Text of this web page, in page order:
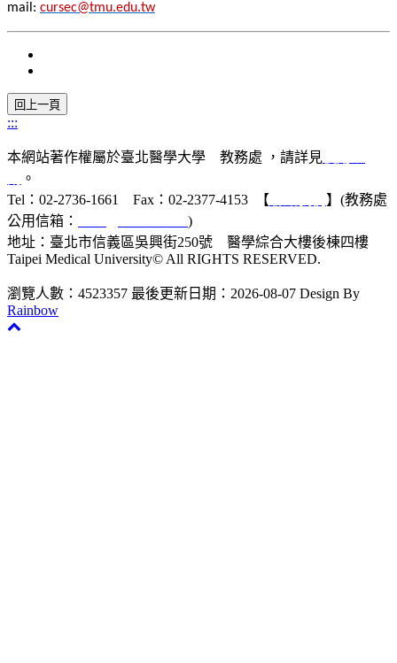
mail: cursec@tmu.edu.tw
:::
本網站著作權屬於臺北醫學大學 教務處 ，請詳見
。
Tel：02-2736-1661 Fax：02-2377-4153 【
】(教務處
公用信箱：
)
地址：臺北市信義區吳興街250號 醫學綜合大樓後棟四樓
Taipei Medical University© All RIGHTS RESERVED.
瀏覽人數：4523357 最後更新日期：2026-08-07 Design By
Rainbow